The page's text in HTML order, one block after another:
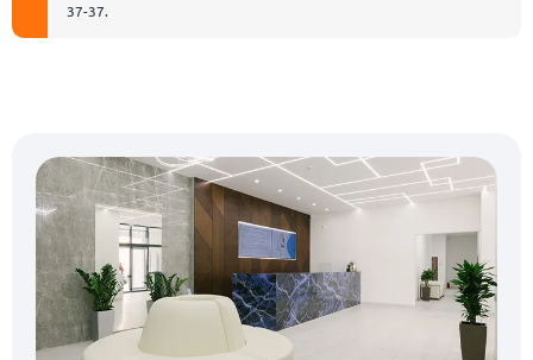
37-37.